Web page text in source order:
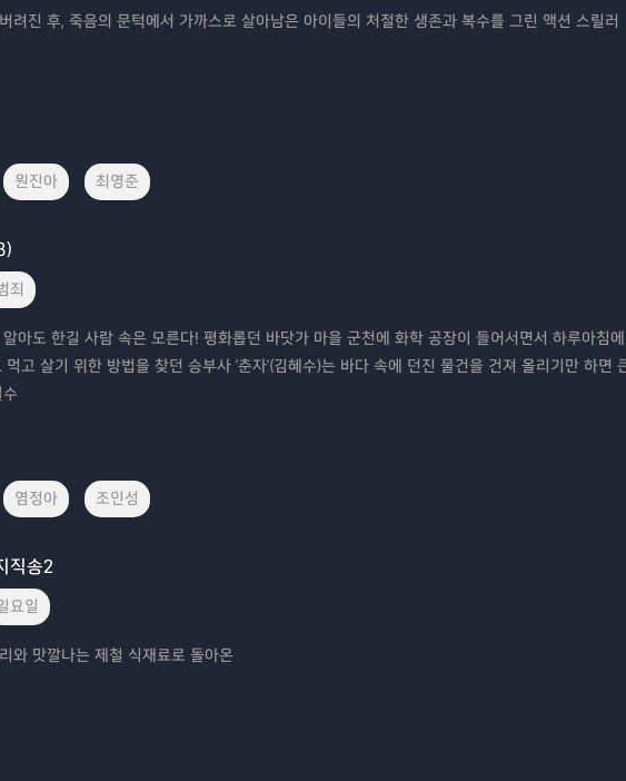
려진 후, 죽음의 문턱에서 가까스로 살아남은 아이들의 처절한 생존과 복수를 그린 액션 스릴러
원진아 최영준
죄
아도 한길 사람 속은 모른다! 평화롭던 바닷가 마을 군천에 화학 공장이 들어서면서 하루아침
먹고 살기 위한 방법을 찾던 승부사 '춘자'(김혜수)는 바다 속에 던진 물건을 건져 올리기만 하면
염정아 조인성
직송2
요일
와 맛깔나는 제철 식재료로 돌아온